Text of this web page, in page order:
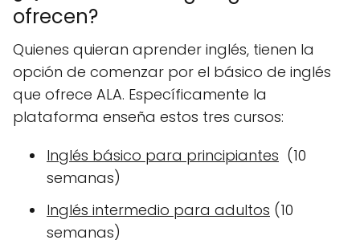
ofrecen?
Quienes quieran aprender inglés, tienen la
opción de comenzar por el básico de inglés
que ofrece ALA. Específicamente la
plataforma enseña estos tres cursos:
Inglés básico para principiantes (10
semanas)
Inglés intermedio para adultos (10
semanas)